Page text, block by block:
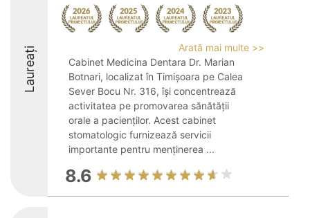
Laureați
Arată mai multe >>
Cabinet Medicina Dentara Dr. Marian
Botnari, localizat în Timișoara pe Calea
Sever Bocu Nr. 316, își concentrează
activitatea pe promovarea sănătății
orale a pacienților. Acest cabinet
stomatologic furnizează servicii
importante pentru menținerea ...
8.6